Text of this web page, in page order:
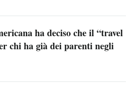
ha deciso che il “travel
chi ha già dei parenti negli